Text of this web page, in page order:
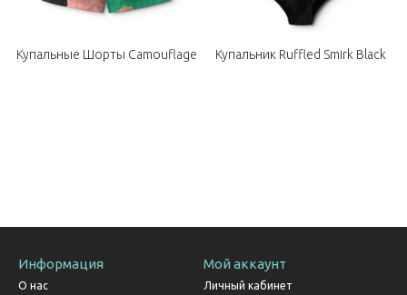
Купальные Шорты Camouflage Купальник Ruffled Smirk Black
Информация
О нас
Мой аккаунт
Личный кабинет